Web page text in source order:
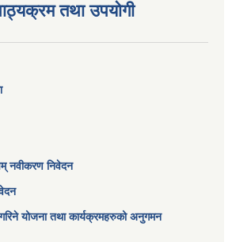
तथा उपयोगी
नवीकरण निवेदन
योजना तथा कार्यक्रमहरुको अनुगमन